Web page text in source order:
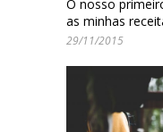
O nosso
as minhas
29/11/2015